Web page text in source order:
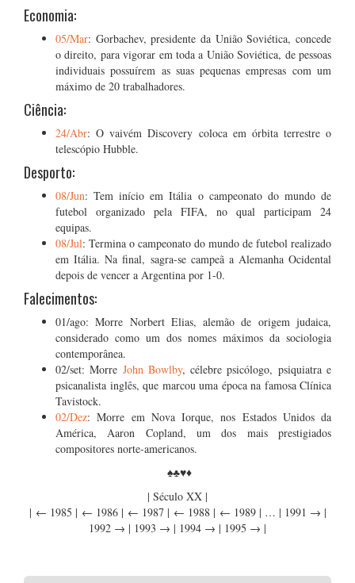
Economia:
05/Mar: Gorbachev, presidente da União Soviética, concede
o direito, para vigorar em toda a União Soviética, de pessoas
individuais possuírem as suas pequenas empresas com um
máximo de 20 trabalhadores.
Ciência:
24/Abr: O vaivém Discovery coloca em órbita terrestre o
telescópio Hubble.
Desporto:
08/Jun: Tem início em Itália o campeonato do mundo de
futebol organizado pela FIFA, no qual participam 24
equipas.
08/Jul: Termina o campeonato do mundo de futebol realizado
em Itália. Na final, sagra-se campeã a Alemanha Ocidental
depois de vencer a Argentina por 1-0.
Falecimentos:
01/ago: Morre Norbert Elias, alemão de origem judaica,
considerado como um dos nomes máximos da sociologia
contemporânea.
02/set: Morre John Bowlby, célebre psicólogo, psiquiatra e
psicanalista inglês, que marcou uma época na famosa Clínica
Tavistock.
02/Dez: Morre em Nova Iorque, nos Estados Unidos da
América, Aaron Copland, um dos mais prestigiados
compositores norte-americanos.
♠♣♥♦
| Século XX |
| ← 1985 | ← 1986 | ← 1987 | ← 1988 | ← 1989 | … | 1991 → |
1992 → | 1993 → | 1994 → | 1995 → |